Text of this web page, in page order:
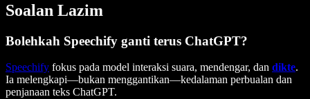
Soalan Lazim
Bolehkah Speechify ganti terus ChatGPT?
Speechify fokus pada model interaksi suara, mendengar, dan dikte.
Ia melengkapi—bukan menggantikan—kedalaman perbualan dan
penjanaan teks ChatGPT.